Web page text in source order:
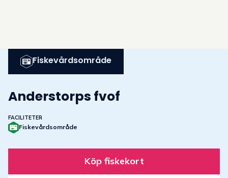
Fiskevårdsområde
Anderstorps fvof
FACILITETER
Fiskevårdsområde
Köp fiskekort